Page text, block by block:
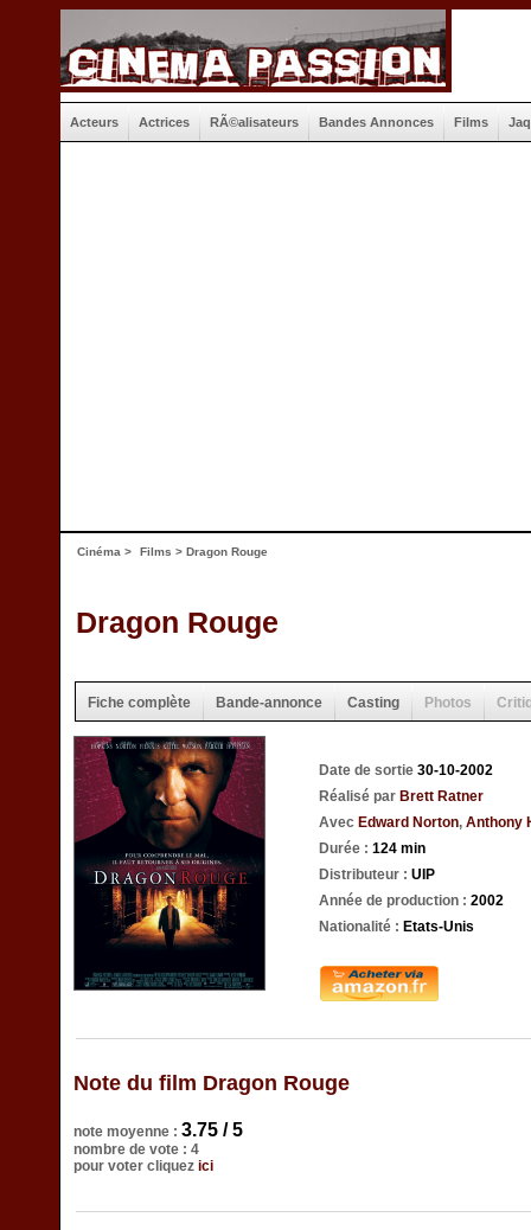
Acteurs Actrices RÃ©alisateurs Bandes Annonces Films
Cinéma > Films > Dragon Rouge
Dragon Rouge
Fiche complète Bande-annonce Casting Photos
Date de sortie 30-10-2002
Réalisé par Brett Ratner
Avec Edward Norton, Anthony
Durée : 124 min
Distributeur : UIP
Année de production : 2002
Nationalité : Etats-Unis
Note du film Dragon Rouge
note moyenne : 3.75 / 5
nombre de vote : 4
pour voter cliquez ici